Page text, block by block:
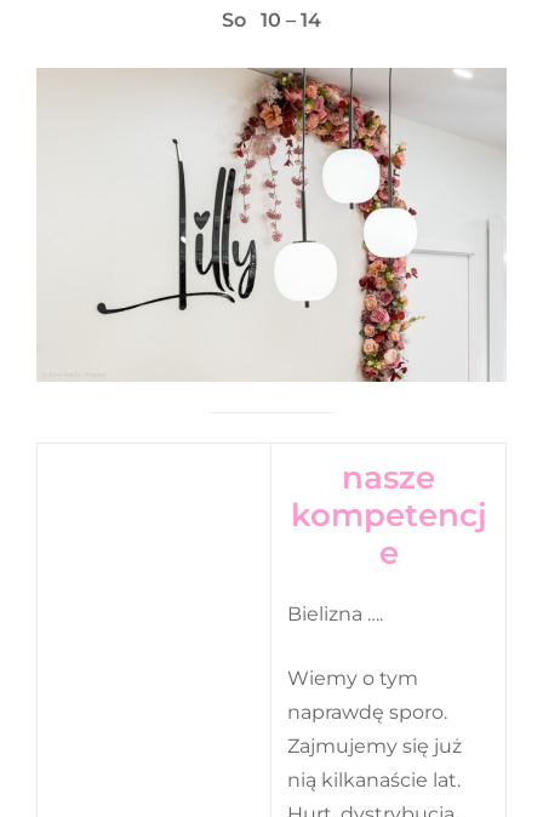
So 10 – 14
nasze
kompetencj
e
Bielizna ….
Wiemy o tym
naprawdę sporo.
Zajmujemy się już
nią kilkanaście lat.